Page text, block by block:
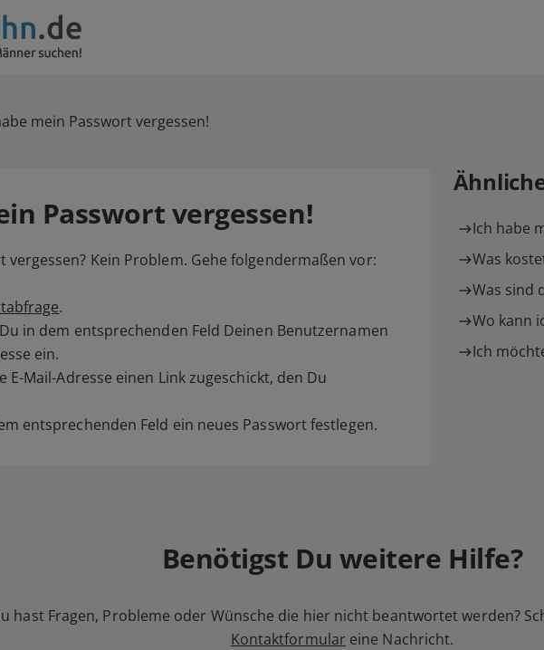
mein Passwort vergessen!
Passwort vergessen!
vergessen? Kein Problem. Gehe folgendermaßen vor:
.
in dem entsprechenden Feld Deinen Benutzernamen
ein.
E-Mail-Adresse einen Link zugeschickt, den Du
entsprechenden Feld ein neues Passwort festlegen.
Ich habe
Was
Was sind
Wo kann
Ich
Benötigst Du weitere Hilfe?
hast Fragen, Probleme oder Wünsche die hier nicht beantwortet werden?
Kontaktformular eine Nachricht.